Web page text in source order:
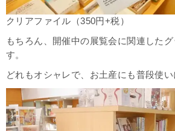
クリアファイル（350円+税）
もちろん、開催中の展覧会に関連した
す。
どれもオシャレで、お土産にも普段使